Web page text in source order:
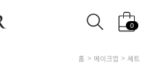
0
홈 메이크업 세트